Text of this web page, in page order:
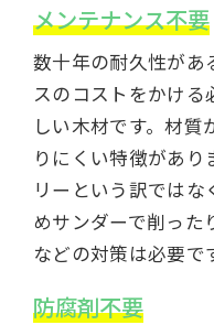
メンテナンス不要
数十年の耐久性があ
スのコストをかけ
しい木材です。材
りにくい特徴があり
リーという訳では
めサンダーで削った
などの対策は必要で
防腐剤不要